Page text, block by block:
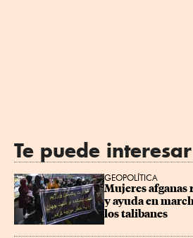
Te puede interesar
GEOPOLÍTICA
Mujeres afganas
y ayuda en
los talibanes